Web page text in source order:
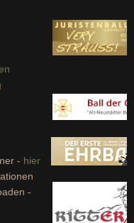
- hier
-